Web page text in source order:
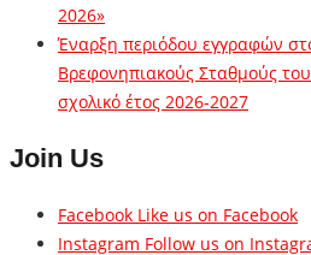
2026»
Έναρξη περιόδου εγγραφών
Βρεφονηπιακούς Σταθμούς
σχολικό έτος 2026-2027
Join Us
Facebook Like us on Facebook
Instagram Follow us on